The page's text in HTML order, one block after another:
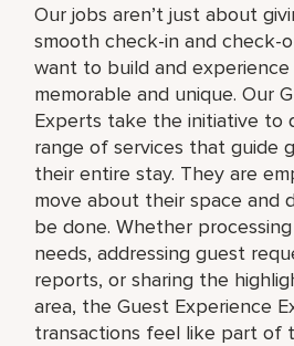
Our jobs aren’t just about
smooth check-in and check-
want to build and
memorable and unique. Our
Experts take the initiative to
range of services that guide
their entire stay. They are
move about their space and
be done. Whether
needs, addressing guest
reports, or sharing the
area, the Guest Experience
transactions feel like part of